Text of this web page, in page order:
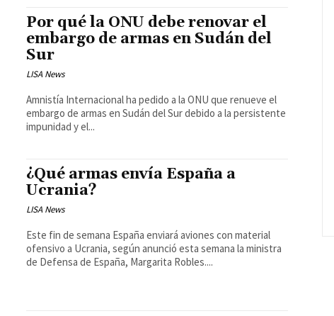
Por qué la ONU debe renovar el
embargo de armas en Sudán del
Sur
LISA News
Amnistía Internacional ha pedido a la ONU que renueve el
embargo de armas en Sudán del Sur debido a la persistente
impunidad y el...
¿Qué armas envía España a
Ucrania?
LISA News
Este fin de semana España enviará aviones con material
ofensivo a Ucrania, según anunció esta semana la ministra
de Defensa de España, Margarita Robles....